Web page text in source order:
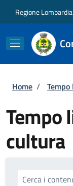
Regione Lombardia
Briciole
Home /
Tempo
cultura
Cerca i